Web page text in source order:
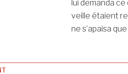
lui demanda ce
veille étaient
ne s’apaisa